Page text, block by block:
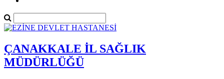
ÇANAKKALE İL SAĞLIK
MÜDÜRLÜĞÜ